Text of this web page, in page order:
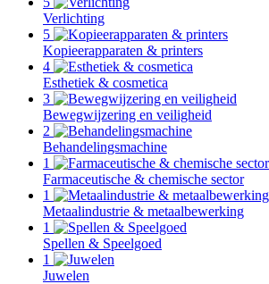
Verlichting
5
Kopieerapparaten & printers
4
Esthetiek & cosmetica
3
Bewegwijzering en veiligheid
2
Behandelingsmachine
1
Farmaceutische & chemische sector
1
Metaalindustrie & metaalbewerking
1
Spellen & Speelgoed
1
Juwelen